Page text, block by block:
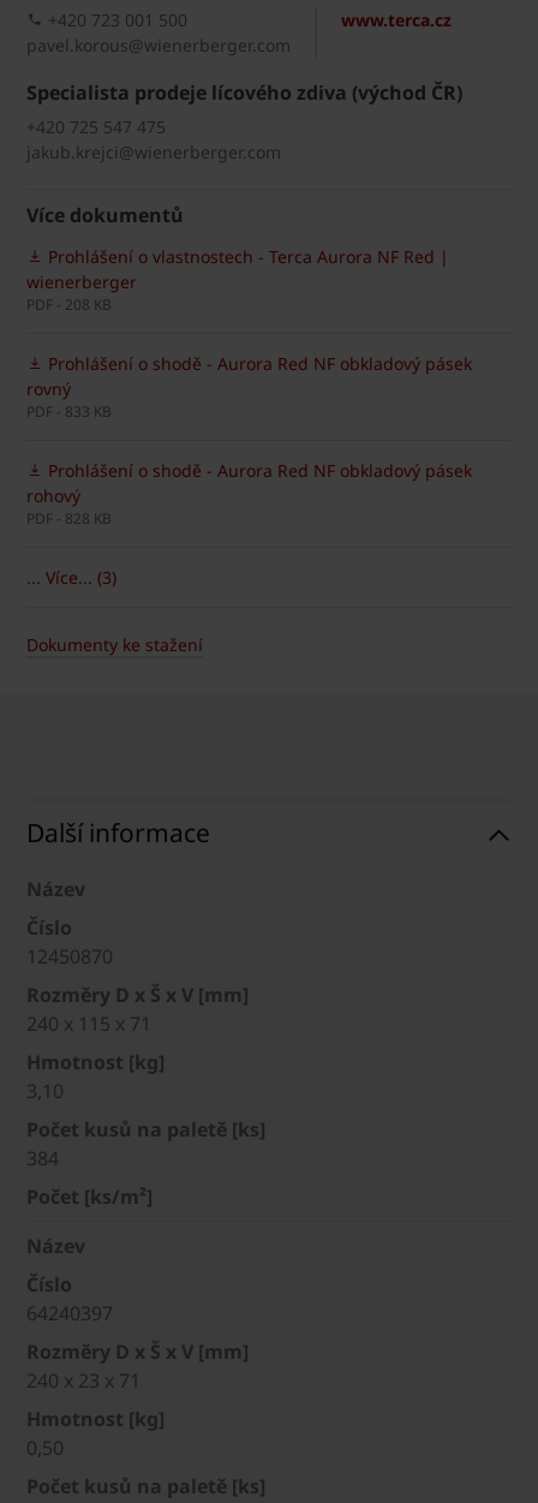
www.terca.cz
+420 723 001 500
pavel.korous@wienerberger.com
Specialista prodeje lícového zdiva (východ ČR)
+420 725 547 475
jakub.krejci@wienerberger.com
Více dokumentů
Prohlášení o vlastnostech - Terca Aurora NF Red |
wienerberger
PDF - 208 KB
Prohlášení o shodě - Aurora Red NF obkladový pásek
rovný
PDF - 833 KB
Prohlášení o shodě - Aurora Red NF obkladový pásek
rohový
PDF - 828 KB
... Více... (3)
Dokumenty ke stažení
Další informace
Název
Číslo
12450870
Rozměry D x Š x V [mm]
240 x 115 x 71
Hmotnost [kg]
3,10
Počet kusů na paletě [ks]
384
Počet [ks/m²]
Název
Číslo
64240397
Rozměry D x Š x V [mm]
240 x 23 x 71
Hmotnost [kg]
0,50
Počet kusů na paletě [ks]